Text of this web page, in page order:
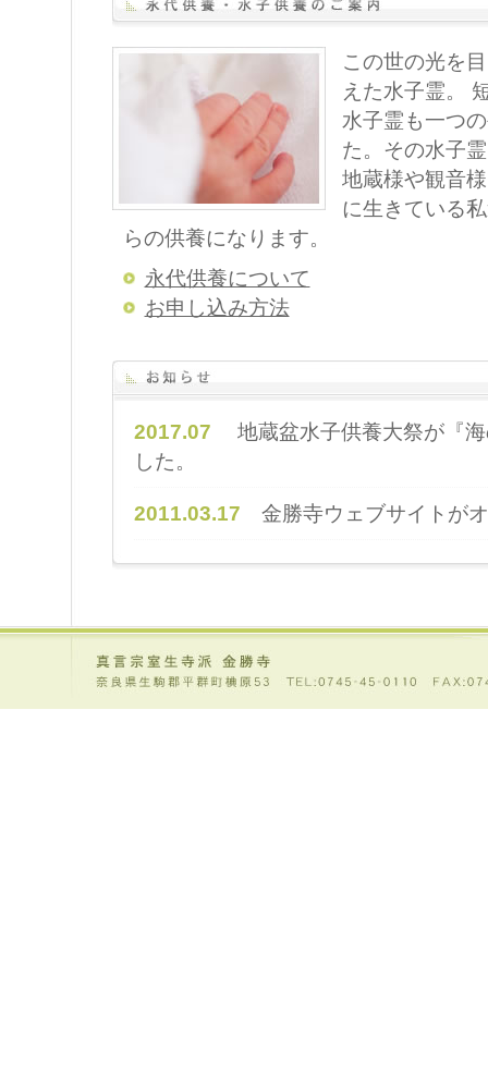
この世の光を
えた水子霊。
水子霊も一つ
た。その水子
地蔵様や観音
に生きている
らの供養になります。
永代供養について
お申し込み方法
2017.07 地蔵盆水子供養大祭が『海
した。
2011.03.17 金勝寺ウェブサイトが